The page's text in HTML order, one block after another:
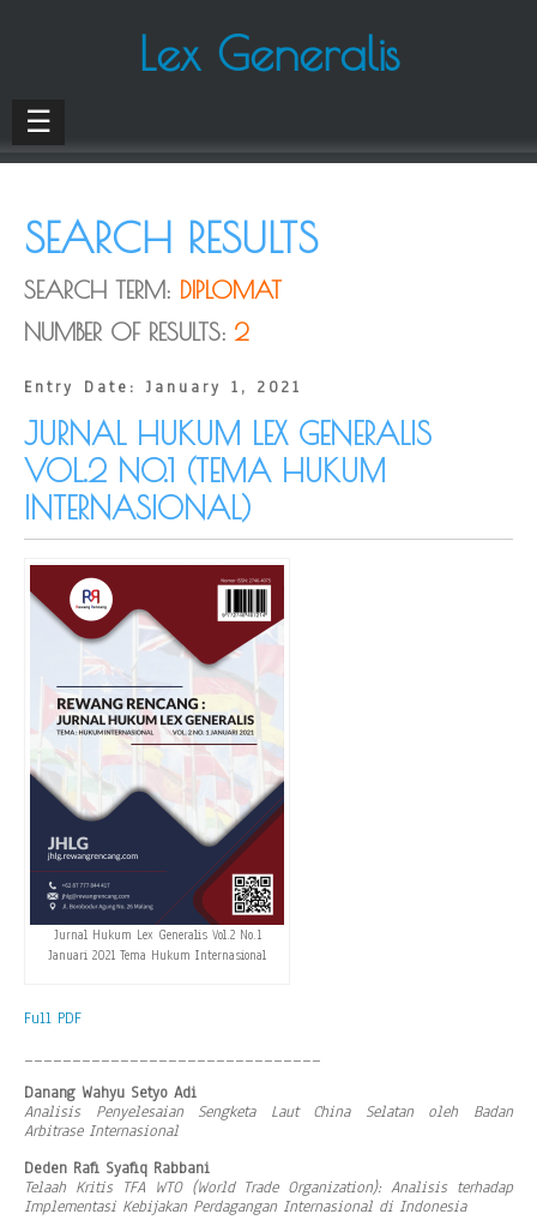
Lex Generalis
☰
SEARCH RESULTS
SEARCH TERM: DIPLOMAT
NUMBER OF RESULTS: 2
Entry Date: January 1, 2021
JURNAL HUKUM LEX GENERALIS
VOL.2 NO.1 (TEMA HUKUM
INTERNASIONAL)
Jurnal Hukum Lex Generalis Vol.2 No.1
Januari 2021 Tema Hukum Internasional
Full PDF
_______________________________
Danang Wahyu Setyo Adi
Analisis Penyelesaian Sengketa Laut China Selatan oleh Badan
Arbitrase Internasional
Deden Rafi Syafiq Rabbani
Telaah Kritis TFA WTO (World Trade Organization): Analisis terhadap
Implementasi Kebijakan Perdagangan Internasional di Indonesia